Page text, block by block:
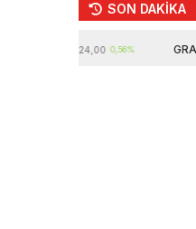
SON DAKİKA
0,56% GRAM